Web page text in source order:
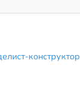
конструктор